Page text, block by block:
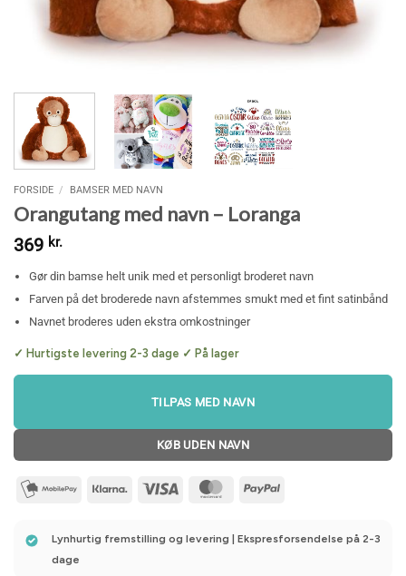
FORSIDE / BAMSER MED NAVN
Orangutang med navn – Loranga
369 kr.
Gør din bamse helt unik med et personligt broderet navn
Farven på det broderede navn afstemmes smukt med et fint satinbånd
Navnet broderes uden ekstra omkostninger
✓ Hurtigste levering 2-3 dage ✓ På lager
TILPAS MED NAVN
KØB UDEN NAVN
mobilepay2Klarna Visa MasterCardPayPal
Lynhurtig fremstilling og levering | Ekspresforsendelse på 2-3
dage